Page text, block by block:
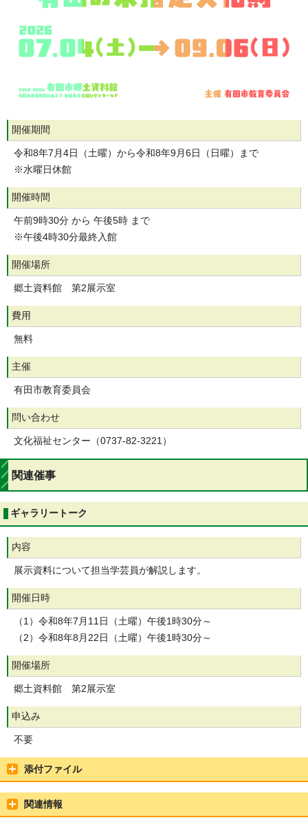
開催期間
令和8年7月4日（土曜）から令和8年9月6日（日曜）まで
※水曜日休館
開催時間
午前9時30分 から 午後5時 まで
※午後4時30分最終入館
開催場所
郷土資料館 第2展示室
費用
無料
主催
有田市教育委員会
問い合わせ
文化福祉センター（0737-82-3221）
関連催事
ギャラリートーク
内容
展示資料について担当学芸員が解説します。
開催日時
（1）令和8年7月11日（土曜）午後1時30分～
（2）令和8年8月22日（土曜）午後1時30分～
開催場所
郷土資料館 第2展示室
申込み
不要
添付ファイル
関連情報